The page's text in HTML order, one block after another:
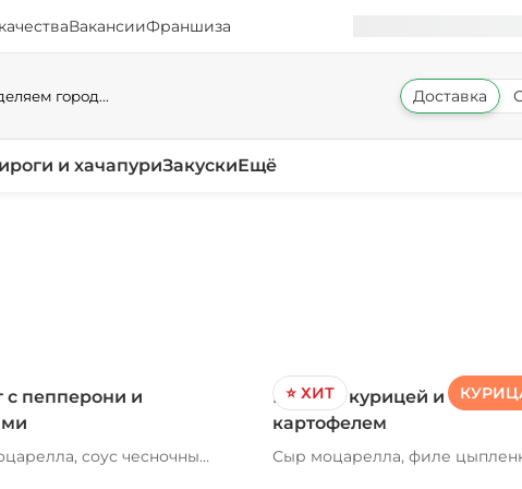
ВакансииФраншиза
город... Доставка
и хачапуриЗакускиЕщё
с пепперони и
соус чесночный,
⭐ ХИТ
Пирог с курицей и
картофелем
Сыр моцарелла, филе